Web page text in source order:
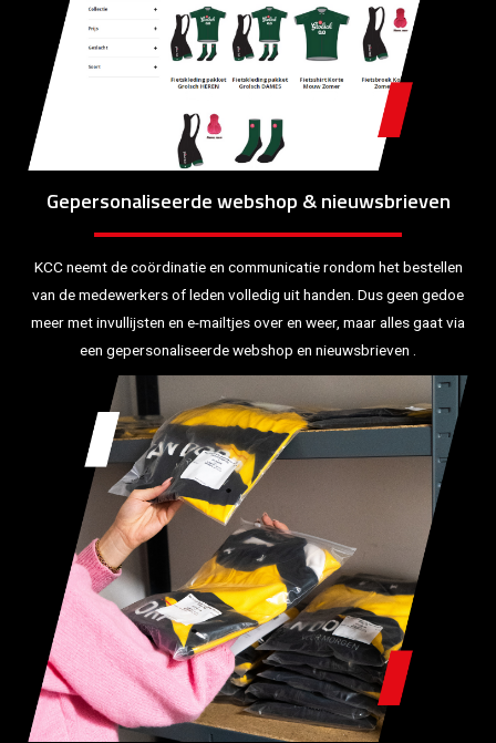
Gepersonaliseerde webshop & nieuwsbrieven
KCC neemt de coördinatie en communicatie rondom het bestellen
van de medewerkers of leden volledig uit handen. Dus geen gedoe
meer met invullijsten en e-mailtjes over en weer, maar alles gaat via
een gepersonaliseerde webshop en nieuwsbrieven .